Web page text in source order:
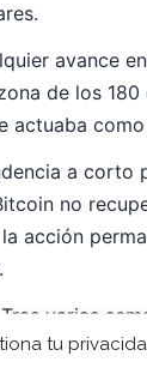
tu
avance
de los 180
actuaba
a corto
no
acción
Tras varias